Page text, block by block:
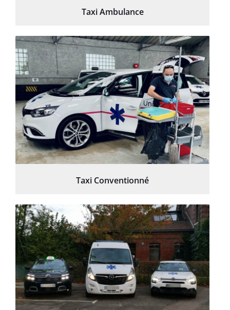
Taxi Ambulance
Taxi Conventionné